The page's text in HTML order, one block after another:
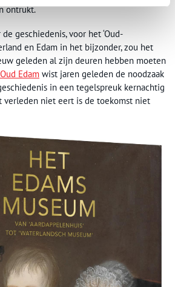
ontrukt.
geschiedenis, voor het ‘Oud-
en Edam in het bijzonder, zou het
geleden al zijn deuren hebben moeten
Edam wist jaren geleden de noodzaak
in een tegelspreuk kernachtig
verleden niet eert is de toekomst niet